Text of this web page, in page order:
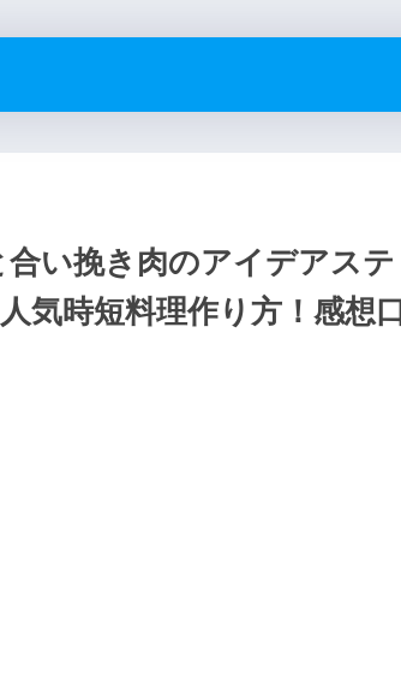
い挽き肉のアイデアステ
気時短料理作り方！感想口